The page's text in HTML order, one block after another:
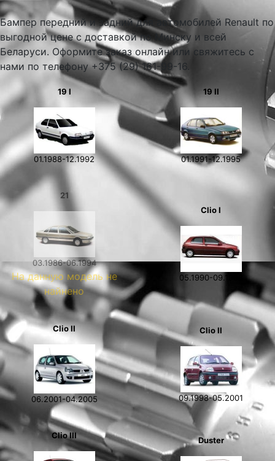
Бампер передний и задний для автомобилей Renault по
выгодной цене с доставкой по Минску и всей
Беларуси. Оформите заказ онлайн или свяжитесь с
нами по телефону +375 (29) 161-99-16.
19 I
01.1988-12.1992
19 II
01.1991-12.1995
21
03.1986-06.1994
На данную модель не
найнено
Clio I
05.1990-09.1998
Clio II
06.2001-04.2005
Clio II
09.1998-05.2001
Clio III Duster